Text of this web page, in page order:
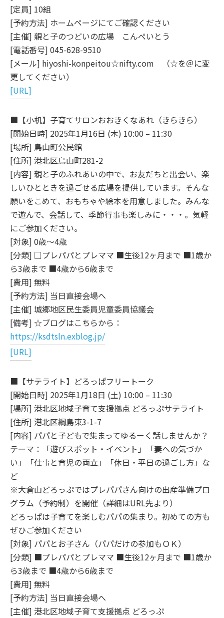
[定員] 10組
[予約方法] ホームページにてご確認ください
[主催] 親と子のつどいの広場 こんぺいとう
[電話番号] 045-628-9510
[メール] hiyoshi-konpeitou☆nifty.com （☆を＠に変
更してください）
[URL]
■【小机】子育てサロンおおきくなあれ（きらきら）
[開始日時] 2025年1月16日 (木) 10:00 – 11:30
[場所] 鳥山町公民館
[住所] 港北区鳥山町281-2
[内容] 親と子のふれあいの中で、お友だちと出会い、楽
しいひとときを過ごせる広場を提供しています。そんな
願いをこめて、おもちゃや絵本を用意しました。みんな
で遊んで、会話して、季節行事も楽しみに・・・。気軽
にご参加ください。
[対象] 0歳～4歳
[分類] □プレパパとプレママ ■生後12ヶ月まで ■1歳か
ら3歳まで ■4歳から6歳まで
[費用] 無料
[予約方法] 当日直接会場へ
[主催] 城郷地区民生委員児童委員協議会
[備考] ☆ブログはこちらから：
https://ksdtsln.exblog.jp/
[URL]
■【サテライト】どろっぱフリートーク
[開始日時] 2025年1月18日 (土) 10:00 – 11:30
[場所] 港北区地域子育て支援拠点 どろっぷサテライト
[住所] 港北区綱島東3-1-7
[内容] パパと子どもで集まってゆるーく話しませんか？
テーマ：「遊びスポット・イベント」「妻への気づか
い」「仕事と育児の両立」「休日・平日の過ごし方」な
ど
※大倉山どろっぷではプレパパさん向けの出産準備プロ
グラム（予約制）を開催（詳細はURL先より）
どろっぱは子育てを楽しむパパの集まり。初めての方も
ぜひご参加ください
[対象] パパとお子さん（パパだけの参加もＯＫ）
[分類] ■プレパパとプレママ ■生後12ヶ月まで ■1歳か
ら3歳まで ■4歳から6歳まで
[費用] 無料
[予約方法] 当日直接会場へ
[主催] 港北区地域子育て支援拠点 どろっぷ